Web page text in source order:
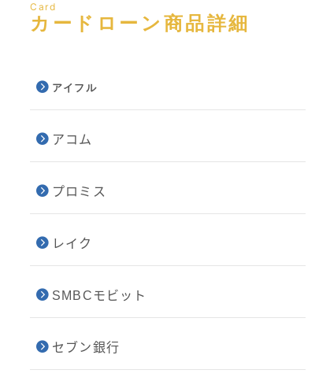
Card
カードローン商品詳細
アイフル
アコム
プロミス
レイク
SMBCモビット
セブン銀行